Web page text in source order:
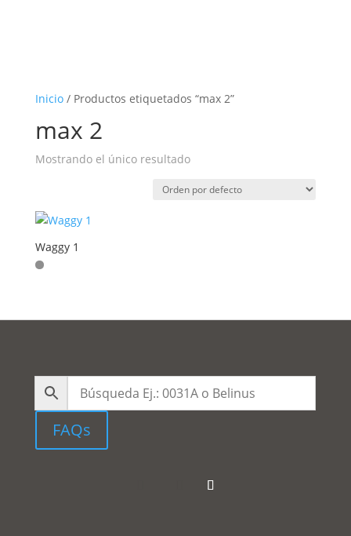
Inicio/ Productos etiquetados “max 2”
max 2
Mostrando el único resultado
Waggy 1
FAQs